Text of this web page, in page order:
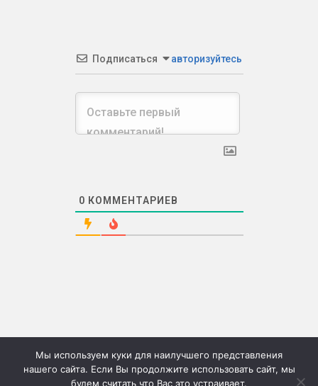
Подписаться авторизуйтесь
0 КОММЕНТАРИЕВ
Мы используем куки для наилучшего представления
нашего сайта. Если Вы продолжите использовать сайт, мы
будем считать что Вас это устраивает.